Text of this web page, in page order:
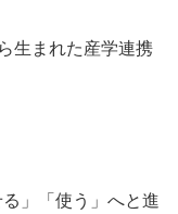
生まれた産学連携
」「使う」へと進